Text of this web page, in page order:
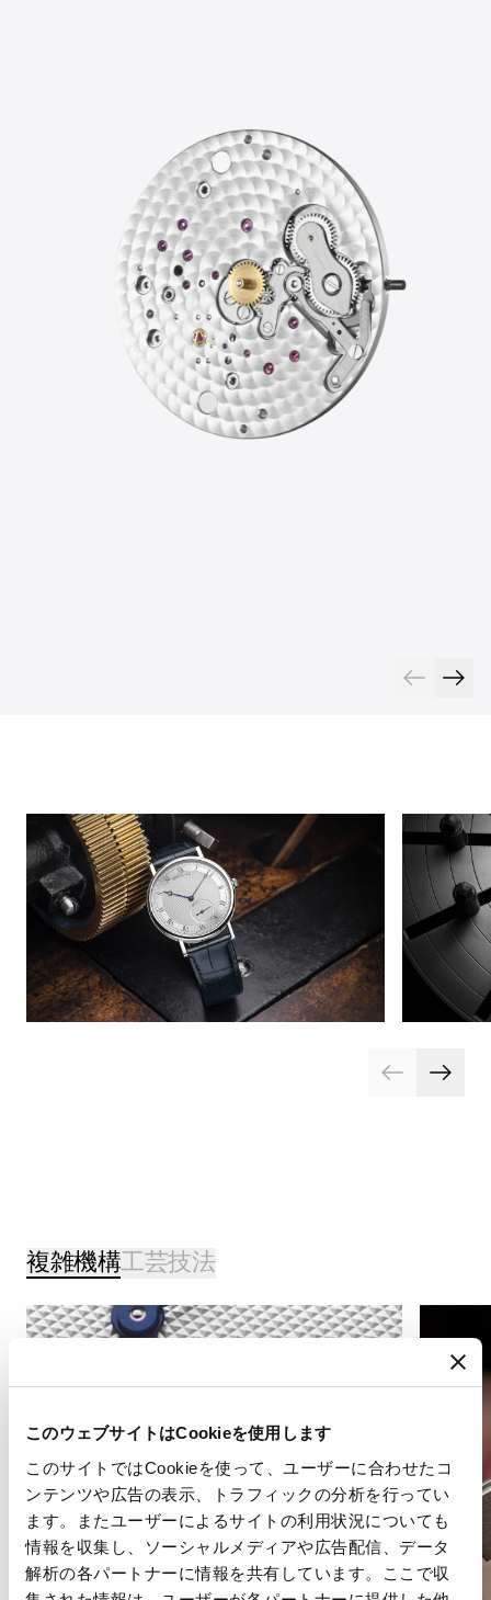
このウェブサイトはCookieを使用します
このサイトではCookieを使って、ユーザーに合わせたコ
ンテンツや広告の表示、トラフィックの分析を行ってい
ます。またユーザーによるサイトの利用状況についても
情報を収集し、ソーシャルメディアや広告配信、データ
解析の各パートナーに情報を共有しています。ここで収
複雑機構工芸技法